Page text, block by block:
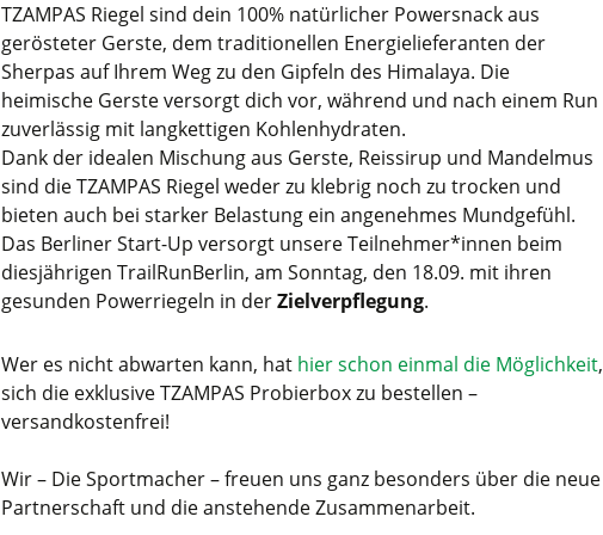
TZAMPAS Riegel sind dein 100% natürlicher Powersnack aus
gerösteter Gerste, dem traditionellen Energielieferanten der
Sherpas auf Ihrem Weg zu den Gipfeln des Himalaya. Die
heimische Gerste versorgt dich vor, während und nach einem Run
zuverlässig mit langkettigen Kohlenhydraten.
Dank der idealen Mischung aus Gerste, Reissirup und Mandelmus
sind die TZAMPAS Riegel weder zu klebrig noch zu trocken und
bieten auch bei starker Belastung ein angenehmes Mundgefühl.
Das Berliner Start-Up versorgt unsere Teilnehmer*innen beim
diesjährigen TrailRunBerlin, am Sonntag, den 18.09. mit ihren
gesunden Powerriegeln in derZielverpflegung.
Wer es nicht abwarten kann, hat hier schon einmal die Möglichkeit,
sich die exklusive TZAMPAS Probierbox zu bestellen –
versandkostenfrei!
Wir – Die Sportmacher – freuen uns ganz besonders über die neue
Partnerschaft und die anstehende Zusammenarbeit.